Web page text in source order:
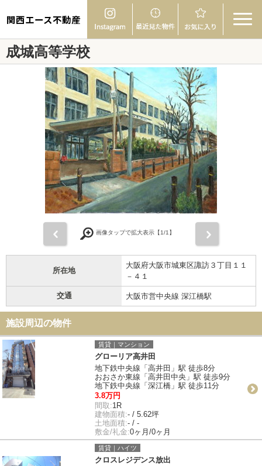
関西エース不動産
成城高等学校
画像タップで拡大表示【1/1】
所在地
大阪府大阪市城東区諏訪３丁目１１
－４１
交通 大阪市営中央線 深江橋駅
施設周辺の物件
賃貸｜マンション
グローリア高井田
地下鉄中央線「高井田」駅 徒歩8分
おおさか東線「高井田中央」駅 徒歩9分
地下鉄中央線「深江橋」駅 徒歩11分
3.8万円
間取:1R
建物面積:- / 5.62坪
土地面積:- / -
敷金/礼金:0ヶ月/0ヶ月
賃貸｜ハイツ
クロスレジデンス放出